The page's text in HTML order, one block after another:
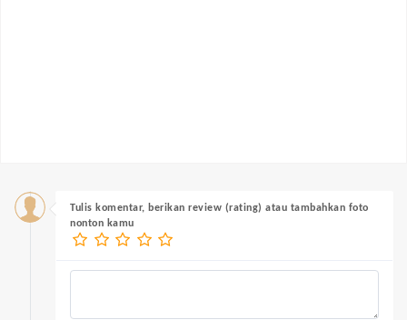
Tulis komentar, berikan review (rating) atau tambahkan foto
nonton kamu